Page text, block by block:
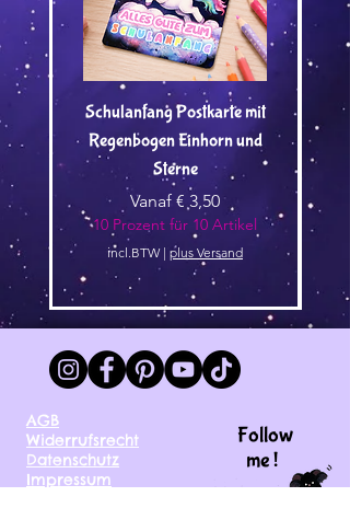
Schulanfang Postkarte mit
Regenbogen Einhorn und
Sterne
Vanaf € 3,50
Verkoopprijs
10 Prozent für 10 Artikel
incl.BTW | plus Versand
AGB
Widerrufsrecht
Datenschutz
Impressum
Follow
me !